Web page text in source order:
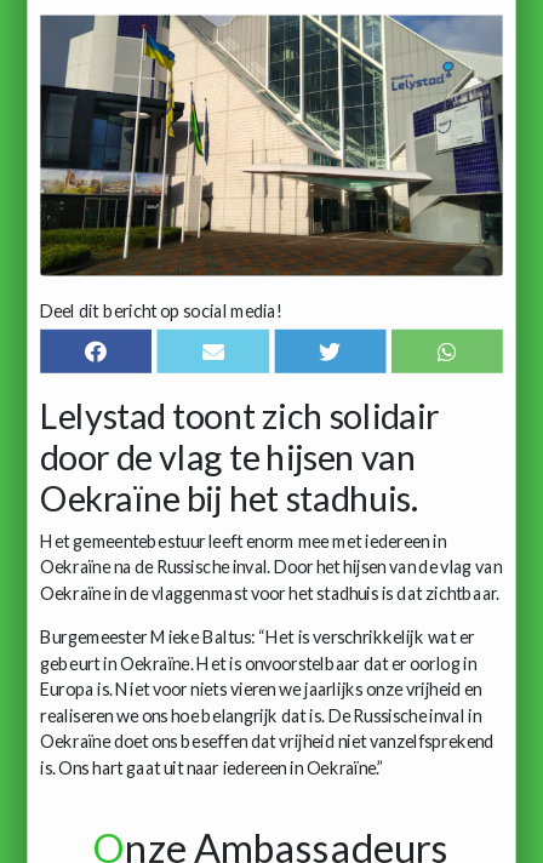
Deel dit bericht op social media!
Lelystad toont zich solidair
door de vlag te hijsen van
Oekraïne bij het stadhuis.
Het gemeentebestuur leeft enorm mee met iedereen in
Oekraïne na de Russische inval. Door het hijsen van de vlag van
Oekraïne in de vlaggenmast voor het stadhuis is dat zichtbaar.
Burgemeester Mieke Baltus: “Het is verschrikkelijk wat er
gebeurt in Oekraïne. Het is onvoorstelbaar dat er oorlog in
Europa is. Niet voor niets vieren we jaarlijks onze vrijheid en
realiseren we ons hoe belangrijk dat is. De Russische inval in
Oekraïne doet ons beseffen dat vrijheid niet vanzelfsprekend
is. Ons hart gaat uit naar iedereen in Oekraïne.”
Onze Ambassadeurs